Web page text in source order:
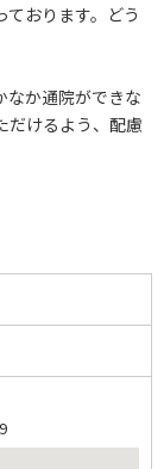
おります。どう
なか通院ができな
だけるよう、配慮